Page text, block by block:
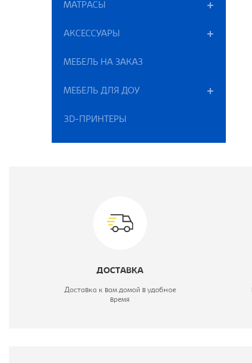
МАТРАСЫ
АКСЕССУАРЫ
МЕБЕЛЬ НА ЗАКАЗ
МЕБЕЛЬ ДЛЯ ДОУ
3D-ПРИНТЕРЫ
ДОСТАВКА
Доставка к вам домой в удобное
время